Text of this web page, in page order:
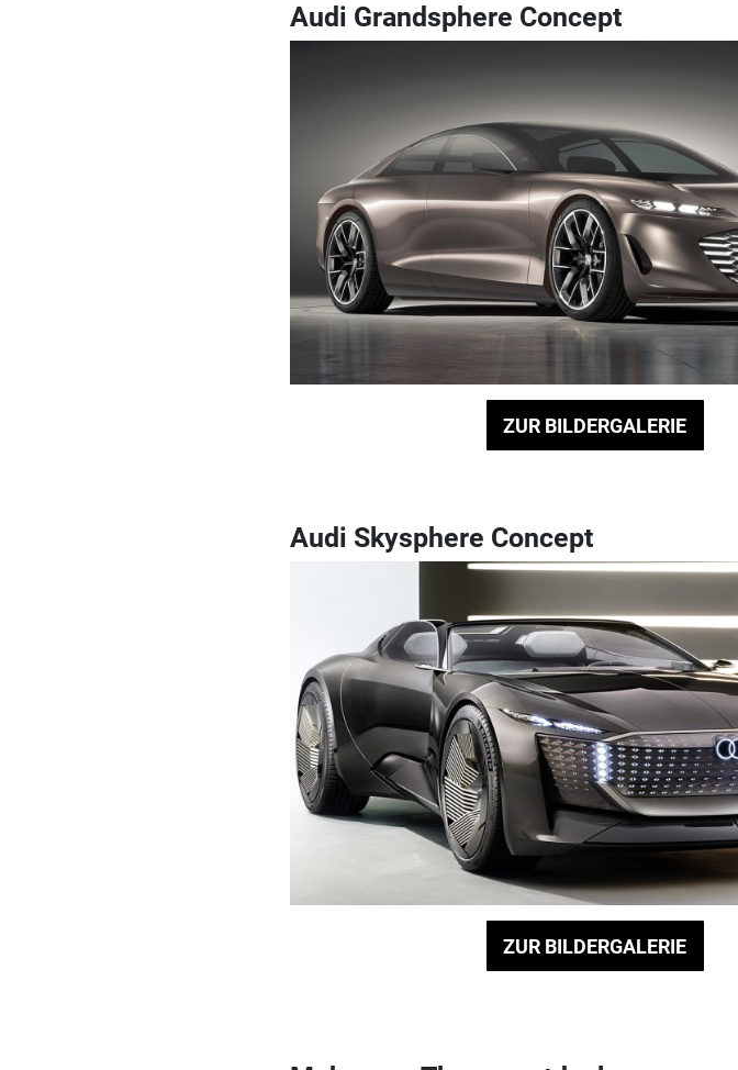
Audi Grandsphere Concept
ZUR BILDERGALERIE
Audi Skysphere Concept
ZUR BILDERGALERIE